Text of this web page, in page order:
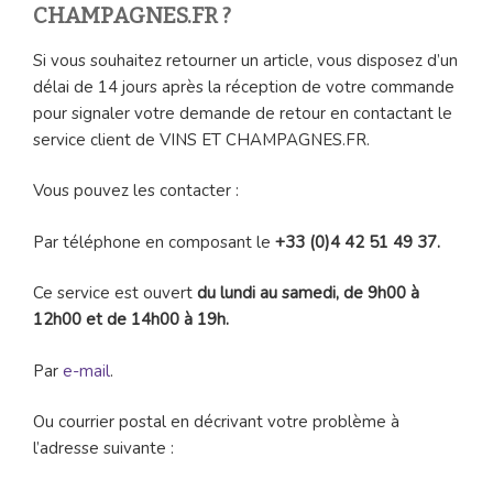
CHAMPAGNES.FR ?
Si vous souhaitez retourner un article, vous disposez d’un
délai de 14 jours après la réception de votre commande
pour signaler votre demande de retour en contactant le
service client de VINS ET CHAMPAGNES.FR.
Vous pouvez les contacter :
Par téléphone en composant le +33 (0)4 42 51 49 37.
Ce service est ouvert du lundi au samedi, de 9h00 à
12h00 et de 14h00 à 19h.
Par e-mail.
Ou courrier postal en décrivant votre problème à
l’adresse suivante :